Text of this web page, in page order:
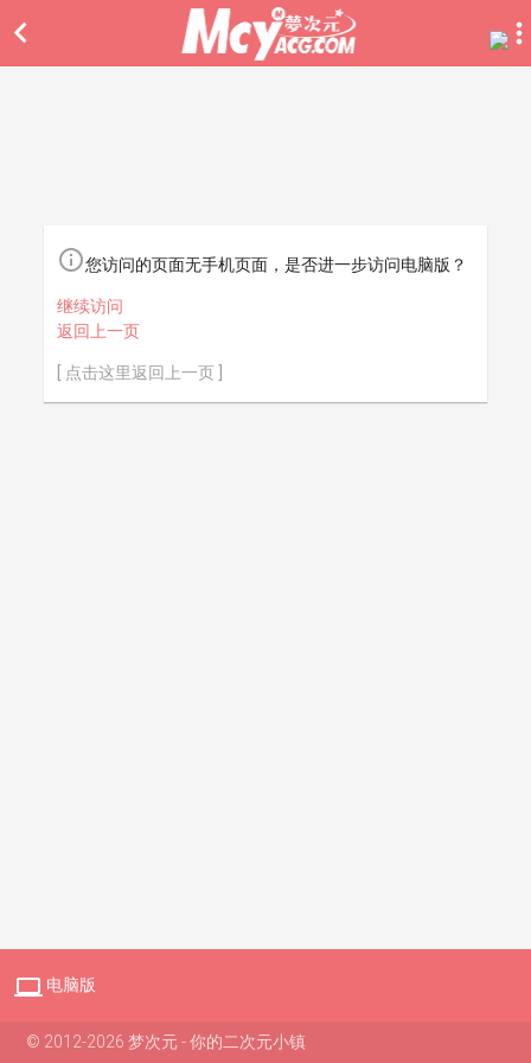

您访问的页面无手机页面，是否进一步访问电脑版？
继续访问
返回上一页
[ 点击这里返回上一页 ]
 电脑版
© 2012-2026 梦次元 - 你的二次元小镇